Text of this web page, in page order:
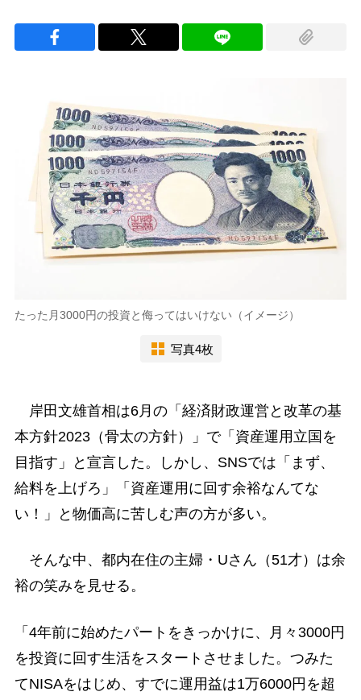
たった月3000円の投資と侮ってはいけない（イメージ）
写真4枚
岸田文雄首相は6月の「経済財政運営と改革の基
本方針2023（骨太の方針）」で「資産運用立国を
目指す」と宣言した。しかし、SNSでは「まず、
給料を上げろ」「資産運用に回す余裕なんてな
い！」と物価高に苦しむ声の方が多い。
そんな中、都内在住の主婦・Uさん（51才）は余
裕の笑みを見せる。
「4年前に始めたパートをきっかけに、月々3000円
を投資に回す生活をスタートさせました。つみた
てNISAをはじめ、すでに運用益は1万6000円を超